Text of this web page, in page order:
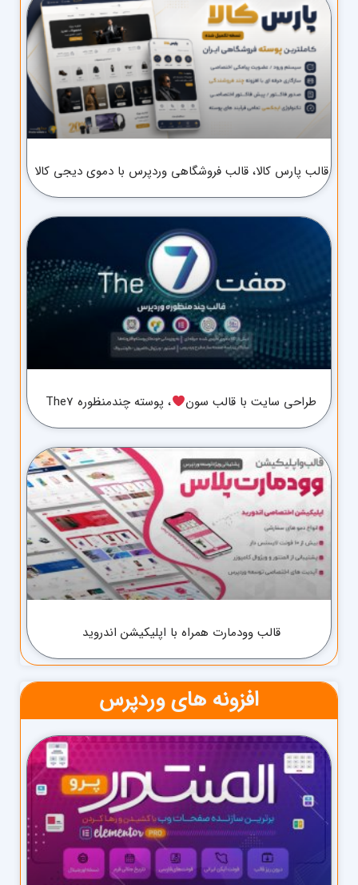
قالب پارس کالا، قالب فروشگاهی وردپرس با دموی دیجی کالا
طراحی سایت با قالب سون ، پوسته چندمنظوره The7
قالب وودمارت همراه با اپلیکیشن اندروید
افزونه های وردپرس